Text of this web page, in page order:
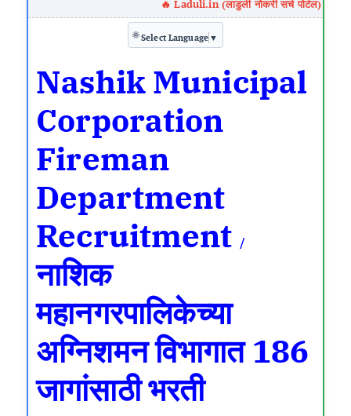
🌐 Select Language ▼
Nashik Municipal
Corporation
Fireman
Department
Recruitment /
नाशिक
महानगरपालिकेच्या
अग्निशमन विभागात 186
जागांसाठी भरती